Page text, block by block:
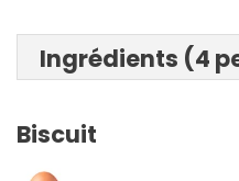
Ingrédients (4
Biscuit